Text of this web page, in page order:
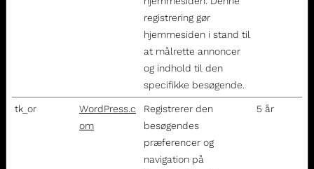
registrering gør
hjemmesiden i stand til
at målrette annoncer
og indhold til den
specifikke besøgende.
tk_or
WordPress.c
om
Registrerer den
besøgendes
præferencer og
navigation på
5 år